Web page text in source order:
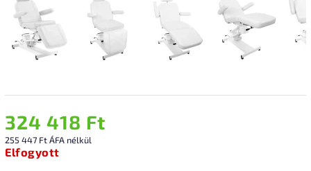
324 418 Ft
255 447 Ft ÁFA nélkül
Elfogyott